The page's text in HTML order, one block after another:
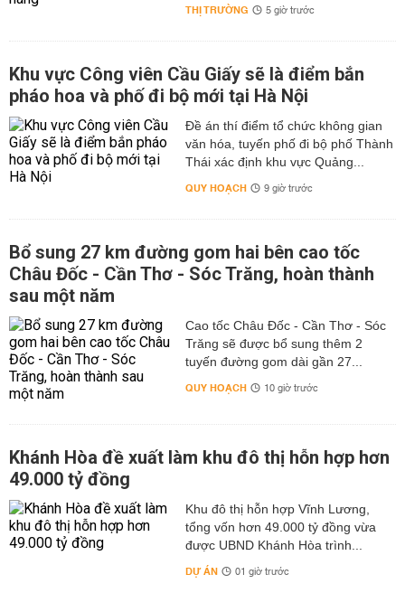
THỊ TRƯỜNG 5 giờ trước
Khu vực Công viên Cầu Giấy sẽ là điểm bắn
pháo hoa và phố đi bộ mới tại Hà Nội
Đề án thí điểm tổ chức không gian
văn hóa, tuyến phố đi bộ phố Thành
Thái xác định khu vực Quảng...
QUY HOẠCH 9 giờ trước
Bổ sung 27 km đường gom hai bên cao tốc
Châu Đốc - Cần Thơ - Sóc Trăng, hoàn thành
sau một năm
Cao tốc Châu Đốc - Cần Thơ - Sóc
Trăng sẽ được bổ sung thêm 2
tuyến đường gom dài gần 27...
QUY HOẠCH 10 giờ trước
Khánh Hòa đề xuất làm khu đô thị hỗn hợp hơn
49.000 tỷ đồng
Khu đô thị hỗn hợp Vĩnh Lương,
tổng vốn hơn 49.000 tỷ đồng vừa
được UBND Khánh Hòa trình...
DỰ ÁN 01 giờ trước